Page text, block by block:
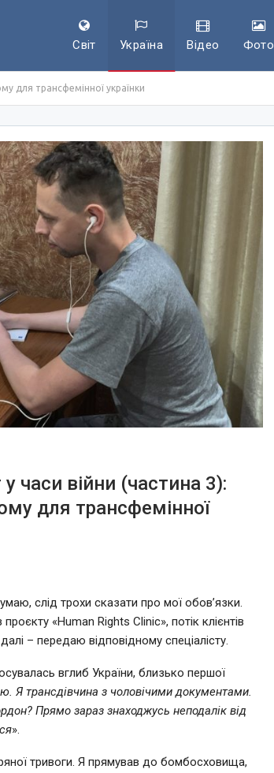
Світ Україна Відео Фото
для трансфемінної українки
часи війни (частина 3):
для трансфемінної
слід трохи сказати про мої обов’язки.
«Human Rights Clinic», потік клієнтів
– передаю відповідному спеціалісту.
вглиб України, близько першої
Я трансдівчина з чоловічими документами.
Прямо зараз знаходжусь неподалік від
».
тривоги. Я прямував до бомбосховища,